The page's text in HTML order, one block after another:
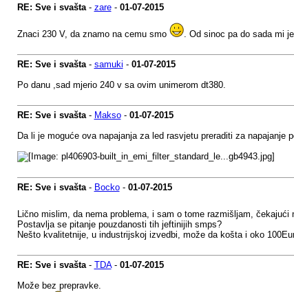
RE: Sve i svašta- zare- 01-07-2015
Znaci 230 V, da znamo na cemu smo . Od sinoc pa do sada mi
RE: Sve i svašta- samuki - 01-07-2015
Po danu ,sad mjerio 240 v sa ovim unimerom dt380.
RE: Sve i svašta- Makso- 01-07-2015
Da li je moguće ova napajanja za led rasvjetu preraditi za
RE: Sve i svašta- Bocko- 01-07-2015
Lično mislim, da nema problema, i sam o tome razmišljam, čekajući
Postavlja se pitanje pouzdanosti tih jeftinijih smps?
Nešto kvalitetnije, u industrijskoj izvedbi, može da košta i oko
RE: Sve i svašta- TDA- 01-07-2015
Može bez prepravke.